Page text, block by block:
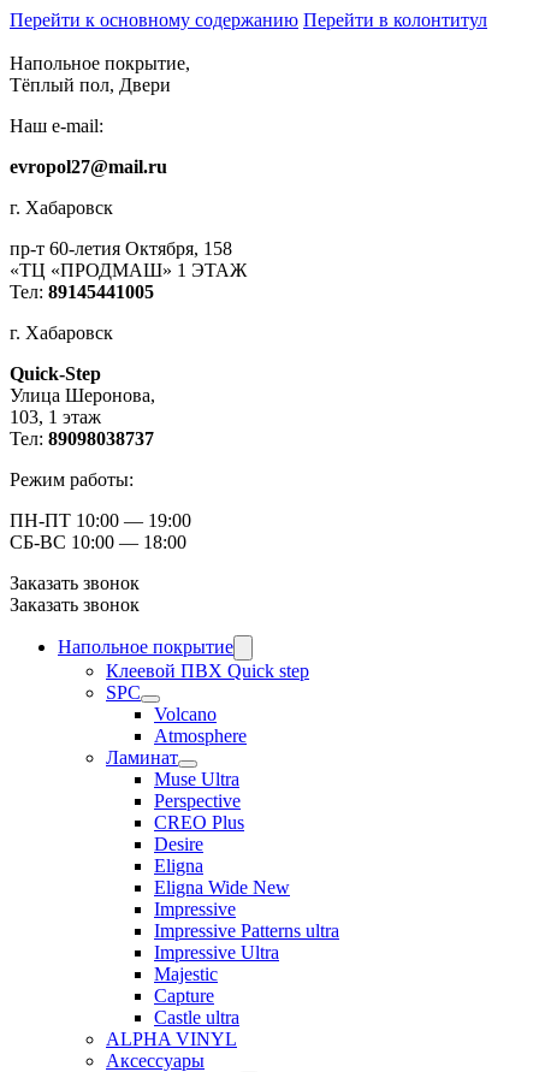
Перейти к основному содержанию Перейти в колонтитул
Напольное покрытие,
Тёплый пол, Двери
Наш e-mail:
evropol27@mail.ru
г. Хабаровск
пр-т 60-летия Октября, 158
«ТЦ «ПРОДМАШ» 1 ЭТАЖ
Тел: 89145441005
г. Хабаровск
Quick-Step
​Улица Шеронова,
103, ​1 этаж
Тел: 89098038737
Режим работы:
ПН-ПТ 10:00 — 19:00
СБ-ВС 10:00 — 18:00
Заказать звонок
Заказать звонок
Напольное покрытие
Клеевой ПВХ Quick step
SPC
Volcano
Atmosphere
Ламинат
Muse Ultra
Perspective
CREO Plus
Desire
Eligna
Eligna Wide New
Impressive
Impressive Patterns ultra
Impressive Ultra
Majestic
Capture
Castle ultra
ALPHA VINYL
Аксессуары